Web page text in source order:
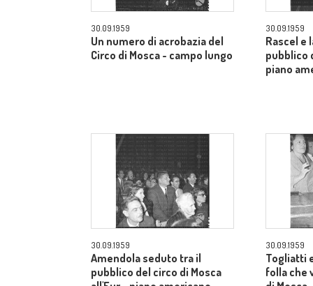
30.09.1959
Un numero di acrobazia del
Circo di Mosca - campo lungo
30.09.1959
Rascel e
pubblico
piano
30.09.1959
Amendola seduto tra il
pubblico del circo di Mosca
30.09.1959
Togliatti
folla che